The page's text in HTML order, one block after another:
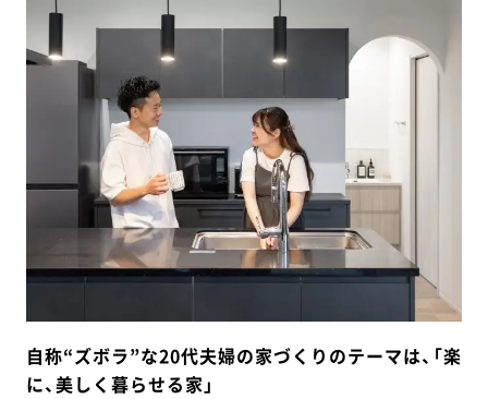
自称“ズボラ”な20代夫婦の家づくりのテーマは、「楽
に、美しく暮らせる家」